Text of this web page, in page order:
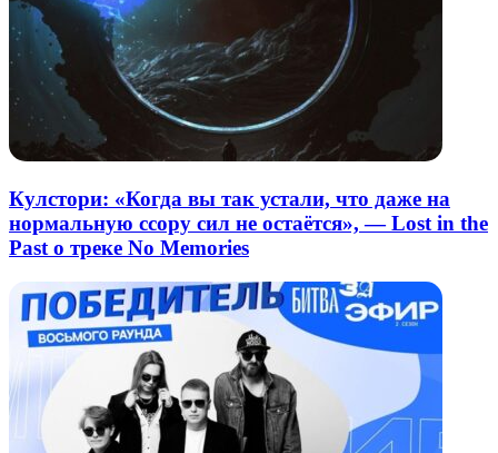
Кулстори: «Когда вы так устали, что даже на
нормальную ссору сил не остаётся», — Lost in the
Past о треке No Memories